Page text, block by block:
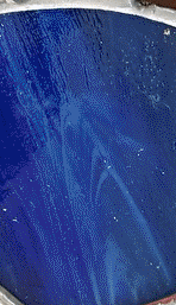
Ajoutez un logo,
Cliquez pour
Accueil▴▾
Les Ateliers
Dessin